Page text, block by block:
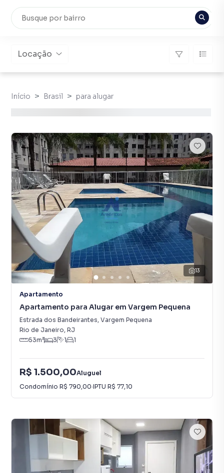
Locação
Início Brasil para alugar
13
Apartamento
Apartamento para Alugar em Vargem Pequena
Estrada dos Bandeirantes, Vargem Pequena
Rio de Janeiro, RJ
53m² 3 1 1
R$ 1.500,00Aluguel
Condomínio R$ 790,00·IPTU R$ 77,10